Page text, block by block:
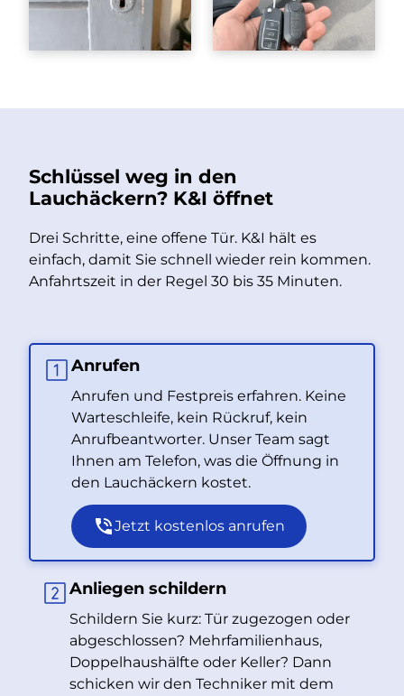
Schlüssel weg in den
Lauchäckern? K&I öffnet
Drei Schritte, eine offene Tür. K&I hält es
einfach, damit Sie schnell wieder rein kommen.
Anfahrtszeit in der Regel 30 bis 35 Minuten.
Anrufen
Anrufen und Festpreis erfahren. Keine
Warteschleife, kein Rückruf, kein
Anrufbeantworter. Unser Team sagt
Ihnen am Telefon, was die Öffnung in
den Lauchäckern kostet.
Jetzt kostenlos anrufen
Anliegen schildern
Schildern Sie kurz: Tür zugezogen oder
abgeschlossen? Mehrfamilienhaus,
Doppelhaushälfte oder Keller? Dann
schicken wir den Techniker mit dem